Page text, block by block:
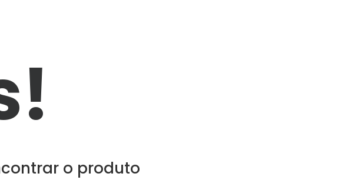
o produto